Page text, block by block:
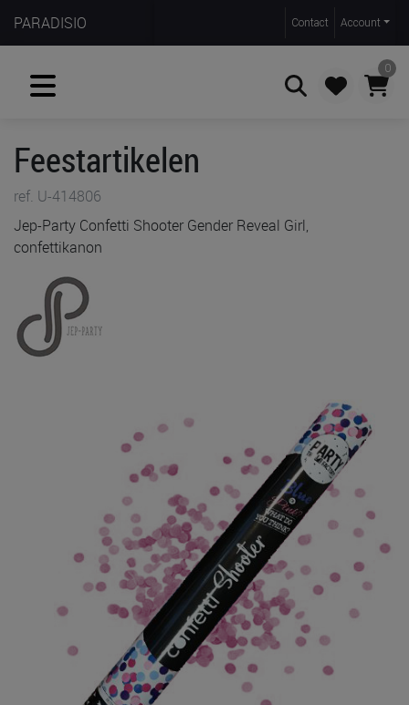
PARADISIO Contact Account
0
Feestartikelen
ref. U-414806
Jep-Party Confetti Shooter Gender Reveal Girl,
confettikanon